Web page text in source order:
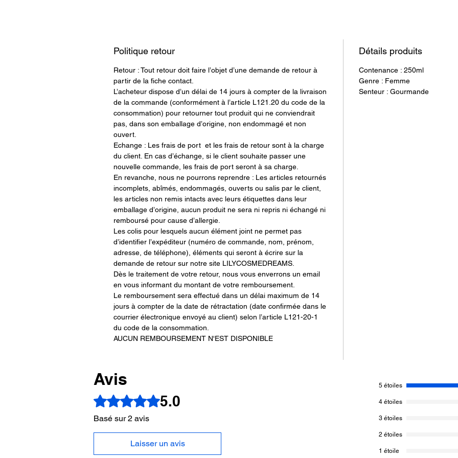
Politique retour
Retour : Tout retour doit faire l’objet d’une demande de retour à
partir de la fiche contact.
L’acheteur dispose d’un délai de 14 jours à compter de la livraison
de la commande (conformément à l’article L121.20 du code de la
consommation) pour retourner tout produit qui ne conviendrait
pas, dans son emballage d’origine, non endommagé et non
ouvert.
Echange : Les frais de port et les frais de retour sont à la charge
du client. En cas d’échange, si le client souhaite passer une
nouvelle commande, les frais de port seront à sa charge.
En revanche, nous ne pourrons reprendre : Les articles retournés
incomplets, abîmés, endommagés, ouverts ou salis par le client,
les articles non remis intacts avec leurs étiquettes dans leur
emballage d’origine, aucun produit ne sera ni repris ni échangé ni
remboursé pour cause d’allergie.
Les colis pour lesquels aucun élément joint ne permet pas
d’identifier l’expéditeur (numéro de commande, nom, prénom,
adresse, de téléphone), éléments qui seront à écrire sur la
demande de retour sur notre site LILYCOSMEDREAMS.
Dès le traitement de votre retour, nous vous enverrons un email
en vous informant du montant de votre remboursement.
Le remboursement sera effectué dans un délai maximum de 14
jours à compter de la date de rétractation (date confirmée dans le
courrier électronique envoyé au client) selon l’article L121-20-1
du code de la consommation.
AUCUN REMBOURSEMENT N'EST DISPONIBLE
Détails produits
Contenance : 250ml
Genre : Femme
Senteur : Gourmande
Avis
Noté 5 sur 5. 5.0
Basé sur 2 avis
Laisser un avis
5 étoiles
4 étoiles
3 étoiles
2 étoiles
1 étoile